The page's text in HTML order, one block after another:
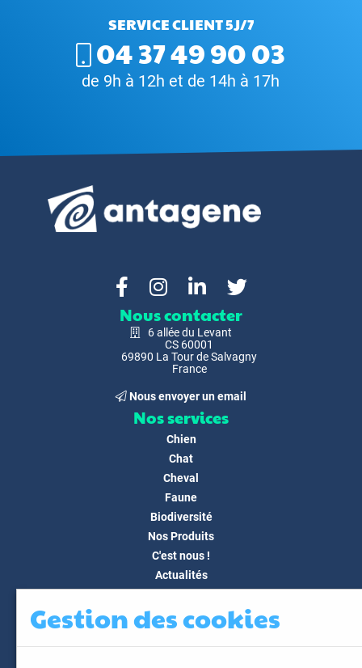
SERVICE CLIENT 5J/7
04 37 49 90 03
de 9h à 12h et de 14h à 17h
Nous contacter
6 allée du Levant
CS 60001
69890 La Tour de Salvagny
France
Nous envoyer un email
Nos services
Chien
Chat
Cheval
Faune
Biodiversité
Nos Produits
C'est nous !
Actualités
FAQ
Gestion des cookies